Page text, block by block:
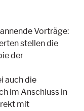
Vorträge:
stellen die
der
auch die
im Anschluss in
mit